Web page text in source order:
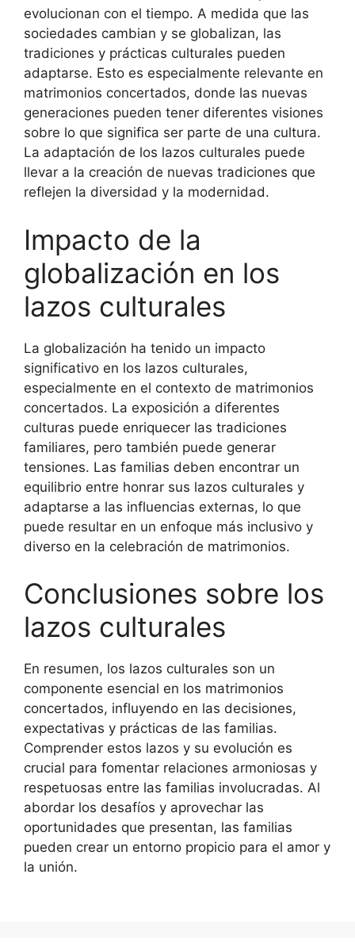
evolucionan con el tiempo. A medida que las
sociedades cambian y se globalizan, las
tradiciones y prácticas culturales pueden
adaptarse. Esto es especialmente relevante en
matrimonios concertados, donde las nuevas
generaciones pueden tener diferentes visiones
sobre lo que significa ser parte de una cultura.
La adaptación de los lazos culturales puede
llevar a la creación de nuevas tradiciones que
reflejen la diversidad y la modernidad.
Impacto de la
globalización en los
lazos culturales
La globalización ha tenido un impacto
significativo en los lazos culturales,
especialmente en el contexto de matrimonios
concertados. La exposición a diferentes
culturas puede enriquecer las tradiciones
familiares, pero también puede generar
tensiones. Las familias deben encontrar un
equilibrio entre honrar sus lazos culturales y
adaptarse a las influencias externas, lo que
puede resultar en un enfoque más inclusivo y
diverso en la celebración de matrimonios.
Conclusiones sobre los
lazos culturales
En resumen, los lazos culturales son un
componente esencial en los matrimonios
concertados, influyendo en las decisiones,
expectativas y prácticas de las familias.
Comprender estos lazos y su evolución es
crucial para fomentar relaciones armoniosas y
respetuosas entre las familias involucradas. Al
abordar los desafíos y aprovechar las
oportunidades que presentan, las familias
pueden crear un entorno propicio para el amor y
la unión.